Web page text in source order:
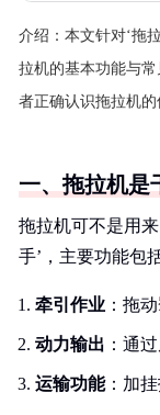
介绍： 本文针对‘拖
拉机的基本功能与
者正确认识拖拉机的
一、拖拉机是
拖拉机可不是用
手’，主要功能包
牵引作业 ：拖
动力输出 ：通
运输功能：加